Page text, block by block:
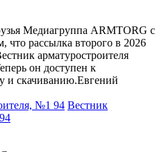
Медиагруппа ARMTORG с
что рассылка второго в 2026
арматуростроителя
он доступен к
и скачиванию.Евгений
Вестник